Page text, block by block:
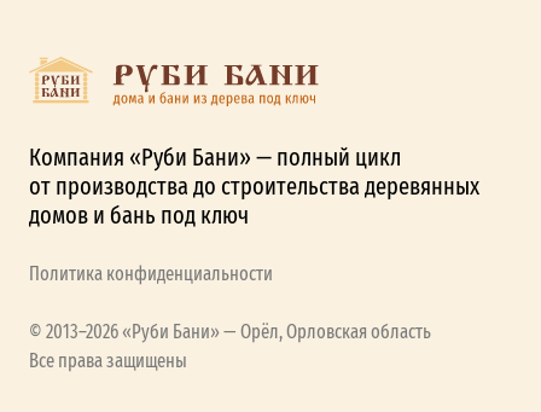
Компания «Руби Бани» — полный цикл
от производства до строительства деревянных
домов и бань под ключ
Политика конфиденциальности
© 2013–2026 «Руби Бани» — Орёл, Орловская область
Все права защищены